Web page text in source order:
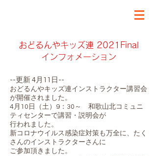
​おどるんやキッズ連 2021Final
インフォメーション
--更新 4月11日--
おどるんやキッズ連インストラクター講習会
が開催されました。
4月10日（土）9：30～ 和歌山北コミュニ
ティセンターで講習・説明会が
行われました。
新コロナウイルス感染症対策も万全に、たく
さんのインストラクターさんに
ご参加頂きました。